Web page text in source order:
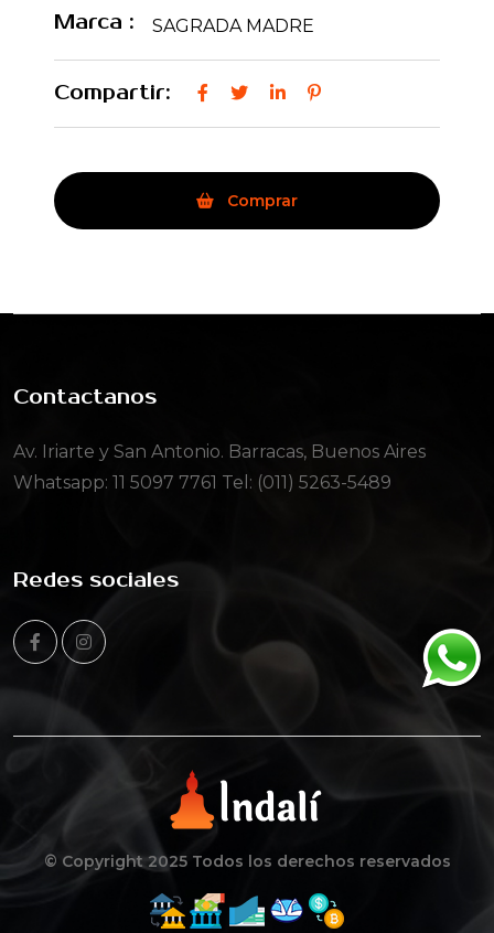
Marca : SAGRADA MADRE
Compartir:
Comprar
Contactanos
Av. Iriarte y San Antonio. Barracas, Buenos Aires
Whatsapp: 11 5097 7761 Tel: (011) 5263-5489
Redes sociales
© Copyright 2025 Todos los derechos reservados